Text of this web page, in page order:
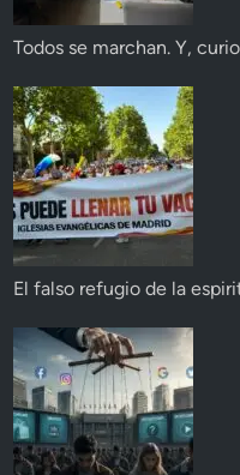
Todos se marchan. Y,
El falso refugio de la